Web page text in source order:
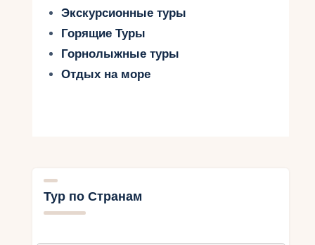
Экскурсионные туры
Горящие Туры
Горнолыжные туры
Отдых на море
Тур по Странам